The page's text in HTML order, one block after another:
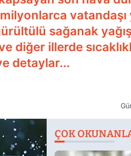
vatandaşı
sağanak yağış
diğer illerde
detaylar...
ÇOK